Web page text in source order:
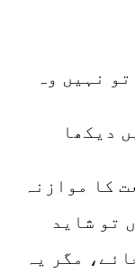
نہیں وہ
دیکھا
کا موازنہ
تو شاید
مگر یہ